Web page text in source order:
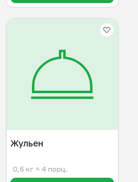
Жульен
0,6 кг ≈ 4 порц.